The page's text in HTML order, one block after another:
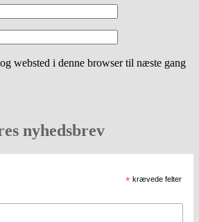
websted i denne browser til næste gang
nyhedsbrev
* krævede felter